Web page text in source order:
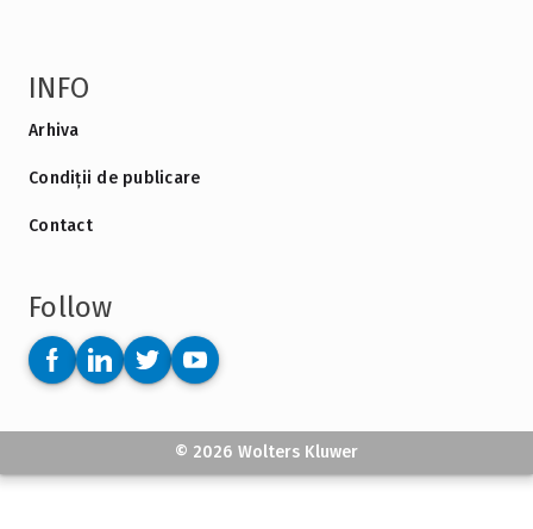
INFO
Arhiva
Condiții de publicare
Contact
Follow
© 2026 Wolters Kluwer